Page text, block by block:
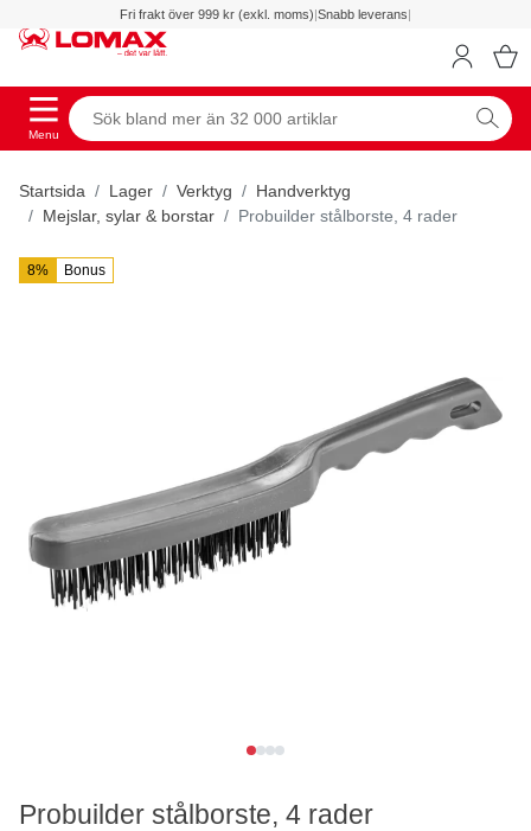
Fri frakt över 999 kr (exkl. moms)|Snabb leverans|
Menu
Startsida Lager Verktyg
Handverktyg
Mejslar, sylar & borstar
Probuilder stålborste, 4 rader
8% Bonus
Probuilder stålborste, 4 rader